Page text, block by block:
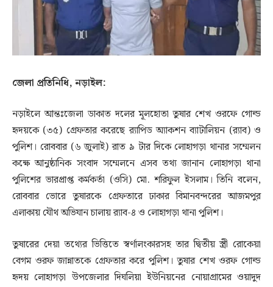
জেলা প্রতিনিধি, নড়াইল:
নড়াইলে আন্তঃজেলা ডাকাত দলের মূলহোতা তুষার শেখ ওরফে গোল্ড
হৃদয়কে (৩৫) গ্রেফতার করেছে র‌্যাপিড অ্যাকশন ব্যাটালিয়ন (র‌্যাব) ও
পুলিশ। রোববার (৬ জুলাই) রাত ৯ টার দিকে লোহাগড়া থানার সম্মেলন
কক্ষে আনুষ্ঠানিক সংবাদ সম্মেলনে এসব তথ্য জানান লোহাগড়া থানা
পুলিশের ভারপ্রাপ্ত কর্মকর্তা (ওসি) মো. শরিফুল ইসলাম। তিনি বলেন,
রোববার ভোরে তুষারকে গ্রেফতারে ঢাকার বিমানবন্দরের আজমপুর
এলাকায় যৌথ অভিযান চালায় র্যাব-৪ ও লোহাগড়া থানা পুলিশ।
তুষারের দেয়া তথ্যের ভিত্তিতে স্বর্ণালংকারসহ তার দ্বিতীয় স্ত্রী রোকেয়া
বেগম ওরফ জান্নাতকে গ্রেফতার করে পুলিশ। তুষার শেখ ওরফ গোল্ড
হৃদয় লোহাগড়া উপজেলার দিঘলিয়া ইউনিয়নের নোয়াগ্রামের ওয়াদুদ